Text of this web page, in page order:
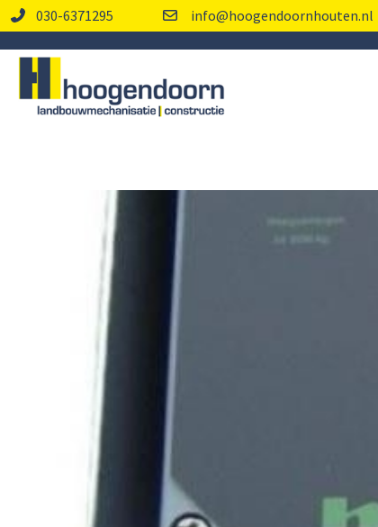
030-6371295 info@hoogendoornhouten.nl